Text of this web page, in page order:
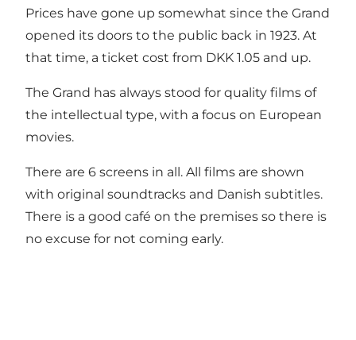
Prices have gone up somewhat since the Grand
opened its doors to the public back in 1923. At
that time, a ticket cost from DKK 1.05 and up.
The Grand has always stood for quality films of
the intellectual type, with a focus on European
movies.
There are 6 screens in all. All films are shown
with original soundtracks and Danish subtitles.
There is a good café on the premises so there is
no excuse for not coming early.